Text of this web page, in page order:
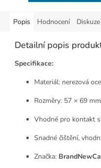
Popis Hodnocení Diskuze
Detailní popis
Specifikace:
Materiál: nerezová
Rozměry: 57 × 69 mm
Vhodné pro kontakt
Snadné čištění,
Značka: